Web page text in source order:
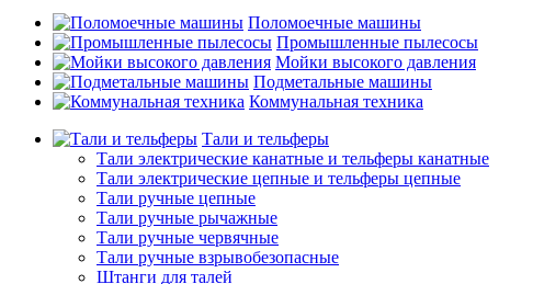
Поломоечные машины
Промышленные пылесосы
Мойки высокого давления
Подметальные машины
Коммунальная техника
Тали и тельферы
Тали электрические канатные и тельферы канатные
Тали электрические цепные и тельферы цепные
Тали ручные цепные
Тали ручные рычажные
Тали ручные червячные
Тали ручные взрывобезопасные
Штанги для талей